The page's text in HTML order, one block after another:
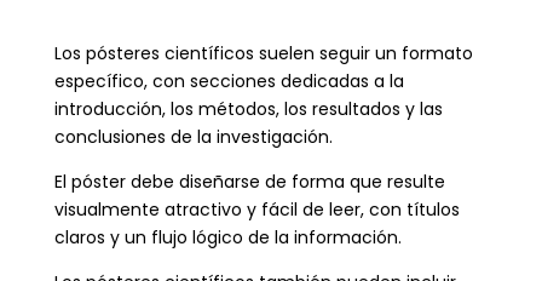
Los pósteres científicos suelen seguir un formato
específico, con secciones dedicadas a la
introducción, los métodos, los resultados y las
conclusiones de la investigación.
El póster debe diseñarse de forma que resulte
visualmente atractivo y fácil de leer, con títulos
claros y un flujo lógico de la información.